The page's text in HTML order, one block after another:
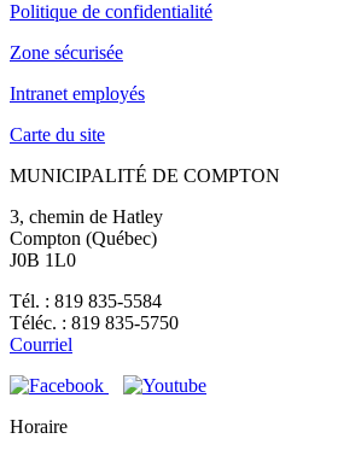
Politique de confidentialité
Zone sécurisée
Intranet employés
Carte du site
MUNICIPALITÉ DE COMPTON
3, chemin de Hatley
Compton (Québec)
J0B 1L0
Tél. : 819 835-5584
Téléc. : 819 835-5750
Courriel
Horaire